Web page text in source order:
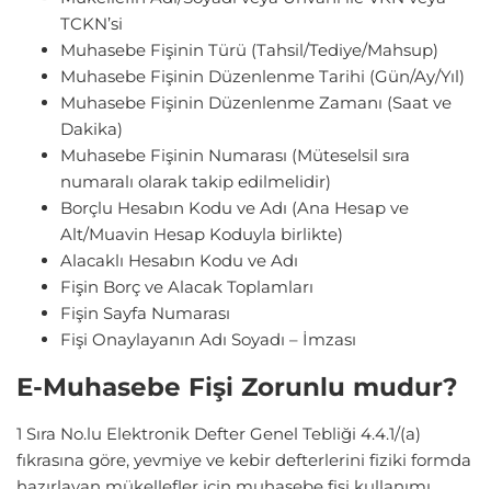
TCKN’si
Muhasebe Fişinin Türü (Tahsil/Tediye/Mahsup)
Muhasebe Fişinin Düzenlenme Tarihi (Gün/Ay/Yıl)
Muhasebe Fişinin Düzenlenme Zamanı (Saat ve
Dakika)
Muhasebe Fişinin Numarası (Müteselsil sıra
numaralı olarak takip edilmelidir)
Borçlu Hesabın Kodu ve Adı (Ana Hesap ve
Alt/Muavin Hesap Koduyla birlikte)
Alacaklı Hesabın Kodu ve Adı
Fişin Borç ve Alacak Toplamları
Fişin Sayfa Numarası
Fişi Onaylayanın Adı Soyadı – İmzası
E-Muhasebe Fişi Zorunlu mudur?
1 Sıra No.lu Elektronik Defter Genel Tebliği 4.4.1/(a)
fıkrasına göre, yevmiye ve kebir defterlerini fiziki formda